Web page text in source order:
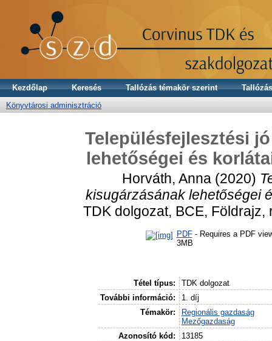
Kezdőlap Keresés Tallózás témakör szerint
Könyvtárosi adminisztráció
Településfejlesztési
lehetőségei és
Horváth, Anna (2020)
kisugárzásának lehetőségei
TDK dolgozat, BCE,
PDF- Requires a PDF
3MB
Tétel típus:
TDK dolgozat
További információ:
1. díj
Témakör:
Regionális gazdaság
Mezőgazdaság
Azonosító kód:
13185